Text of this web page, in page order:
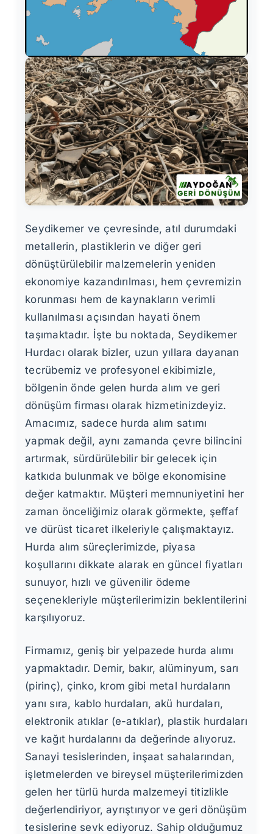
Seydikemer ve çevresinde, atıl durumdaki
metallerin, plastiklerin ve diğer geri
dönüştürülebilir malzemelerin yeniden
ekonomiye kazandırılması, hem çevremizin
korunması hem de kaynakların verimli
kullanılması açısından hayati önem
taşımaktadır. İşte bu noktada, Seydikemer
Hurdacı olarak bizler, uzun yıllara dayanan
tecrübemiz ve profesyonel ekibimizle,
bölgenin önde gelen hurda alım ve geri
dönüşüm firması olarak hizmetinizdeyiz.
Amacımız, sadece hurda alım satımı
yapmak değil, aynı zamanda çevre bilincini
artırmak, sürdürülebilir bir gelecek için
katkıda bulunmak ve bölge ekonomisine
değer katmaktır. Müşteri memnuniyetini her
zaman önceliğimiz olarak görmekte, şeffaf
ve dürüst ticaret ilkeleriyle çalışmaktayız.
Hurda alım süreçlerimizde, piyasa
koşullarını dikkate alarak en güncel fiyatları
sunuyor, hızlı ve güvenilir ödeme
seçenekleriyle müşterilerimizin beklentilerini
karşılıyoruz.
Firmamız, geniş bir yelpazede hurda alımı
yapmaktadır. Demir, bakır, alüminyum, sarı
(pirinç), çinko, krom gibi metal hurdaların
yanı sıra, kablo hurdaları, akü hurdaları,
elektronik atıklar (e-atıklar), plastik hurdaları
ve kağıt hurdalarını da değerinde alıyoruz.
Sanayi tesislerinden, inşaat sahalarından,
işletmelerden ve bireysel müşterilerimizden
gelen her türlü hurda malzemeyi titizlikle
değerlendiriyor, ayrıştırıyor ve geri dönüşüm
tesislerine sevk ediyoruz. Sahip olduğumuz